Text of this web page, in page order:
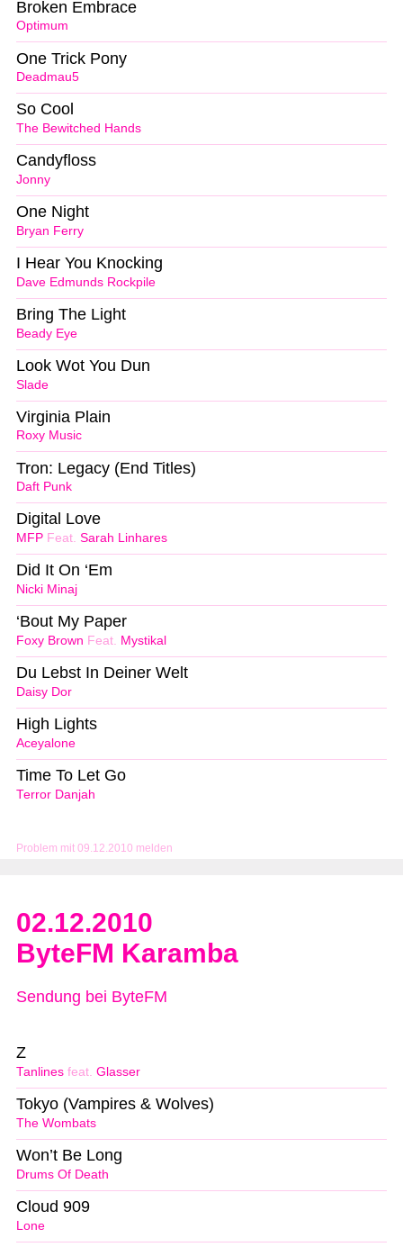
Problem mit 09.12.2010 melden
Optimum
Broken Embrace
Deadmau5
One Trick Pony
The Bewitched Hands
So Cool
Jonny
Candyfloss
Bryan Ferry
One Night
Dave Edmunds Rockpile
I Hear You Knocking
Beady Eye
Bring The Light
Slade
Look Wot You Dun
Roxy Music
Virginia Plain
Daft Punk
Tron: Legacy (End Titles)
MFP Feat. Sarah Linhares
Digital Love
Nicki Minaj
Did It On ‘Em
Foxy Brown Feat. Mystikal
‘Bout My Paper
Daisy Dor
Du Lebst In Deiner Welt
Aceyalone
High Lights
Terror Danjah
Time To Let Go
02.12.2010
ByteFM Karamba
Sendung bei ByteFM
Tanlines feat. Glasser
Z
The Wombats
Tokyo (Vampires & Wolves)
Drums Of Death
Won’t Be Long
Lone
Cloud 909